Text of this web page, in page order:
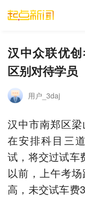
汉中众联优
区别对待学员
用户_3daj
汉中市南郑区
在安排科目三
试，将交过试车
以前，上午考
高，未交试车费